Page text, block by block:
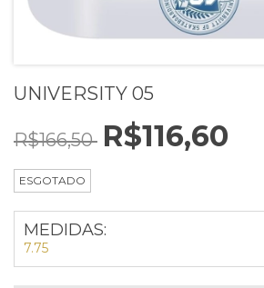
UNIVERSITY 05
R$166,50 R$116,60
ESGOTADO
MEDIDAS:
7.75